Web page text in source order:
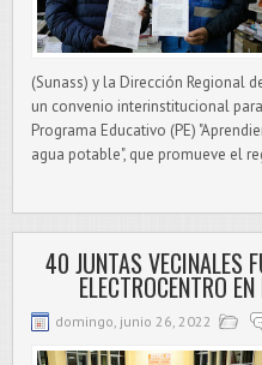
(Sunass) y la Dirección Regional
un convenio interinstitucional
Programa Educativo (PE)
agua potable", que promueve el
40 JUNTAS VECINALES
ELECTROCENTRO
domingo, junio 26, 2022